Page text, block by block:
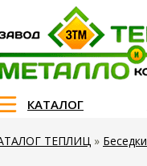
КАТАЛОГ
ТЕПЛИЦ » Беседки